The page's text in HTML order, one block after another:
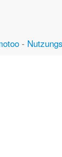
-